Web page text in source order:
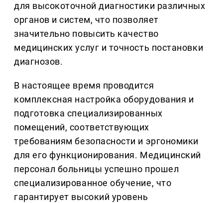
для высокоточной диагностики различных
органов и систем, что позволяет
значительно повысить качество
медицинских услуг и точность постановки
диагнозов.
В настоящее время проводится
комплексная настройка оборудования и
подготовка специализированных
помещений, соответствующих
требованиям безопасности и эргономики
для его функционирования. Медицинский
персонал больницы успешно прошел
специализированное обучение, что
гарантирует высокий уровень